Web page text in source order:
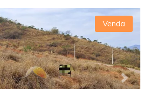
Next
Venda